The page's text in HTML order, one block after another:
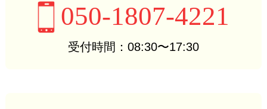
050-1807-4221
受付時間：08:30〜17:30